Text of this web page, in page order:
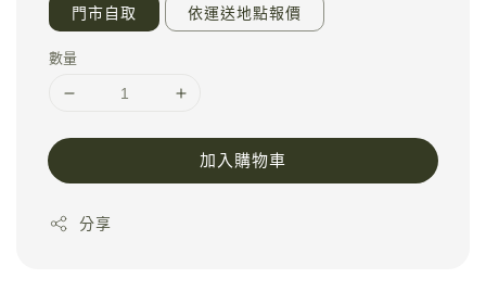
門市自取 依運送地點報價
數量
加入購物車
分享